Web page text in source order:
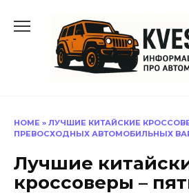
содержанию
HOME » ЛУЧШИЕ КИТАЙСКИЕ
ПРЕВОСХОДНЫХ АВТОМОБИЛЬНЫХ
Лучшие
кроссоверы –